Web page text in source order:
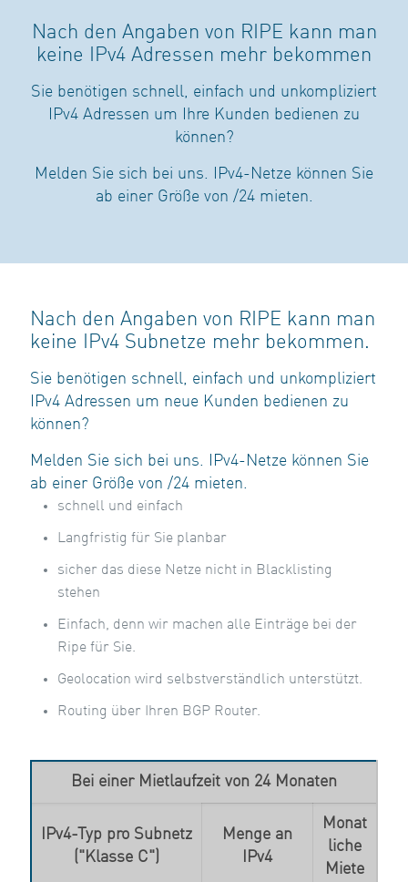
Nach den Angaben von RIPE kann man
keine IPv4 Adressen mehr bekommen
Sie benötigen schnell, einfach und unkompliziert
IPv4 Adressen um Ihre Kunden bedienen zu
können?
Melden Sie sich bei uns. IPv4-Netze können Sie
ab einer Größe von /24 mieten.
Nach den Angaben von RIPE kann man
keine IPv4 Subnetze mehr bekommen.
Sie benötigen schnell, einfach und unkompliziert
IPv4 Adressen um neue Kunden bedienen zu
können?
Melden Sie sich bei uns. IPv4-Netze können Sie
ab einer Größe von /24 mieten.
schnell und einfach
Langfristig für Sie planbar
sicher das diese Netze nicht in Blacklisting
stehen
Einfach, denn wir machen alle Einträge bei der
Ripe für Sie.
Geolocation wird selbstverständlich unterstützt.
Routing über Ihren BGP Router.
Bei einer Mietlaufzeit von 24 Monaten
IPv4-Typ pro Subnetz
("Klasse C")
Menge an
IPv4
Monat
liche
Miete